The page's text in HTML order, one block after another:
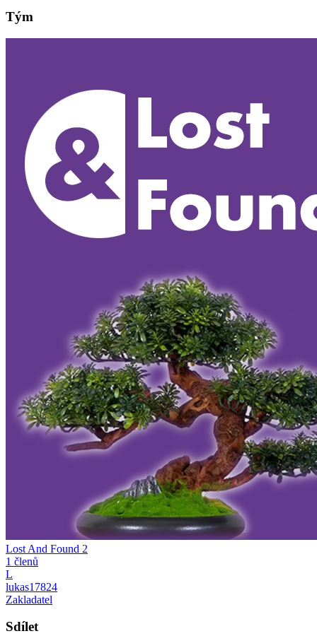
Tým
Lost And Found 2
1 členů
L
lukas17824
Zakladatel
Sdílet